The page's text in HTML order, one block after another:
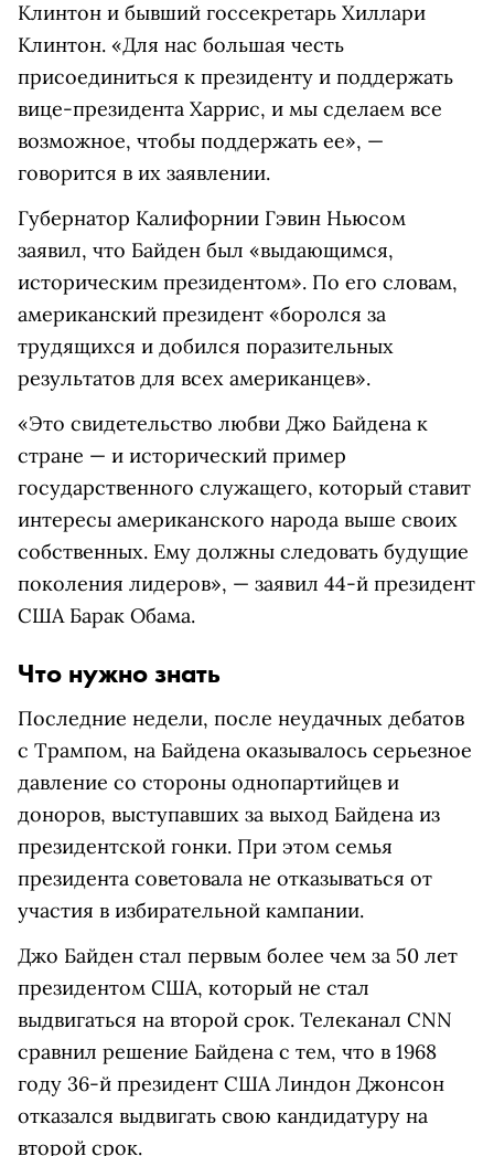
Клинтон и бывший госсекретарь Хиллари
Клинтон. «Для нас большая честь
присоединиться к президенту и поддержать
вице-президента Харрис, и мы сделаем все
возможное, чтобы поддержать ее», —
говорится в их заявлении.
Губернатор Калифорнии Гэвин Ньюсом
заявил, что Байден был «выдающимся,
историческим президентом». По его словам,
американский президент «боролся за
трудящихся и добился поразительных
результатов для всех американцев».
«Это свидетельство любви Джо Байдена к
стране — и исторический пример
государственного служащего, который ставит
интересы американского народа выше своих
собственных. Ему должны следовать будущие
поколения лидеров», — заявил 44-й президент
США Барак Обама.
Что нужно знать
Последние недели, после неудачных дебатов
с Трампом, на Байдена оказывалось серьезное
давление со стороны однопартийцев и
доноров, выступавших за выход Байдена из
президентской гонки. При этом семья
президента советовала не отказываться от
участия в избирательной кампании.
Джо Байден стал первым более чем за 50 лет
президентом США, который не стал
выдвигаться на второй срок. Телеканал CNN
сравнил решение Байдена с тем, что в 1968
году 36-й президент США Линдон Джонсон
отказался выдвигать свою кандидатуру на
второй срок.